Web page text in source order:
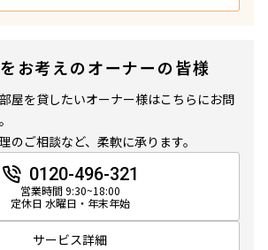
43.74㎡
三井の賃貸 駅近
追加
お考えのオーナーの皆様
屋を貸したいオーナー様はこちらにお問
のご相談など、柔軟に承ります。
0120-496-321
営業時間 9:30~18:00
定休日 水曜日・年末年始
サービス詳細